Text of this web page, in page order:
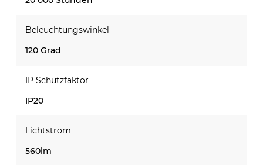
Beleuchtungswinkel
120 Grad
IP Schutzfaktor
IP20
Lichtstrom
560lm